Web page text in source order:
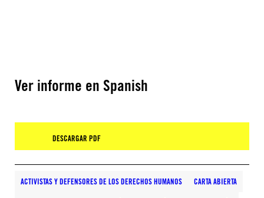
Ver informe en Spanish
DESCARGAR PDF
ACTIVISTAS Y DEFENSORES DE LOS DERECHOS HUMANOS CARTA ABIERTA